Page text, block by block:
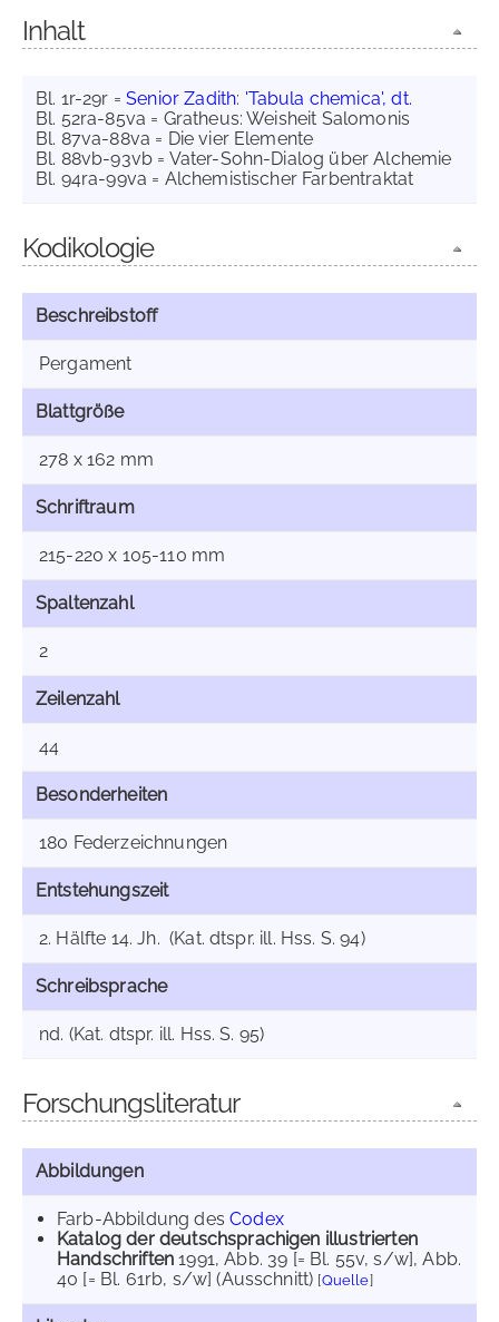
Inhalt
Bl. 1r-29r =Senior Zadith: 'Tabula chemica', dt.
Bl. 52ra-85va = Gratheus: Weisheit Salomonis
Bl. 87va-88va = Die vier Elemente
Bl. 88vb-93vb = Vater-Sohn-Dialog über Alchemie
Bl. 94ra-99va = Alchemistischer Farbentraktat
Kodikologie
Beschreibstoff
Pergament
Blattgröße
278 x 162 mm
Schriftraum
215-220 x 105-110 mm
Spaltenzahl
2
Zeilenzahl
44
Besonderheiten
180 Federzeichnungen
Entstehungszeit
2. Hälfte 14. Jh. (Kat. dtspr. ill. Hss. S. 94)
Schreibsprache
nd. (Kat. dtspr. ill. Hss. S. 95)
Forschungsliteratur
Abbildungen
Farb-Abbildung desCodex
Katalog der deutschsprachigen illustrierten
Handschriften 1991, Abb. 39 [= Bl. 55v, s/w], Abb.
40 [= Bl. 61rb, s/w] (Ausschnitt) [Quelle]